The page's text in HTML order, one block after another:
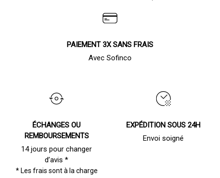
PAIEMENT 3X SANS FRAIS
Avec Sofinco
ÉCHANGES OU
REMBOURSEMENTS
14 jours pour changer
d’avis *
* Les frais sont à la charge
EXPÉDITION SOUS 24H
Envoi soigné